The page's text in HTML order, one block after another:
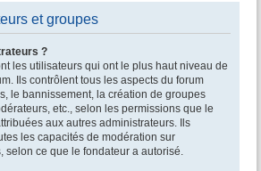
et groupes
?
les utilisateurs qui ont le plus haut niveau de
Ils contrôlent tous les aspects du forum
le bannissement, la création de groupes
etc., selon les permissions que le
aux autres administrateurs. Ils
les capacités de modération sur
selon ce que le fondateur a autorisé.